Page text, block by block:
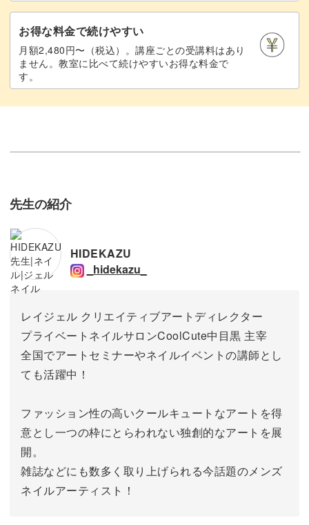
お得な料金で続けやすい
月額2,480円〜（税込）。講座ごとの受講料はあり
ません。教室に比べて続けやすいお得な料金で
す。
先生の紹介
HIDEKAZU
_hidekazu_
レイジェル クリエイティブアートディレクター
プライベートネイルサロンCoolCute中目黒 主宰
全国でアートセミナーやネイルイベントの講師とし
ても活躍中！
ファッション性の高いクールキュートなアートを得
意とし一つの枠にとらわれない独創的なアートを展
開。
雑誌などにも数多く取り上げられる今話題のメンズ
ネイルアーティスト！